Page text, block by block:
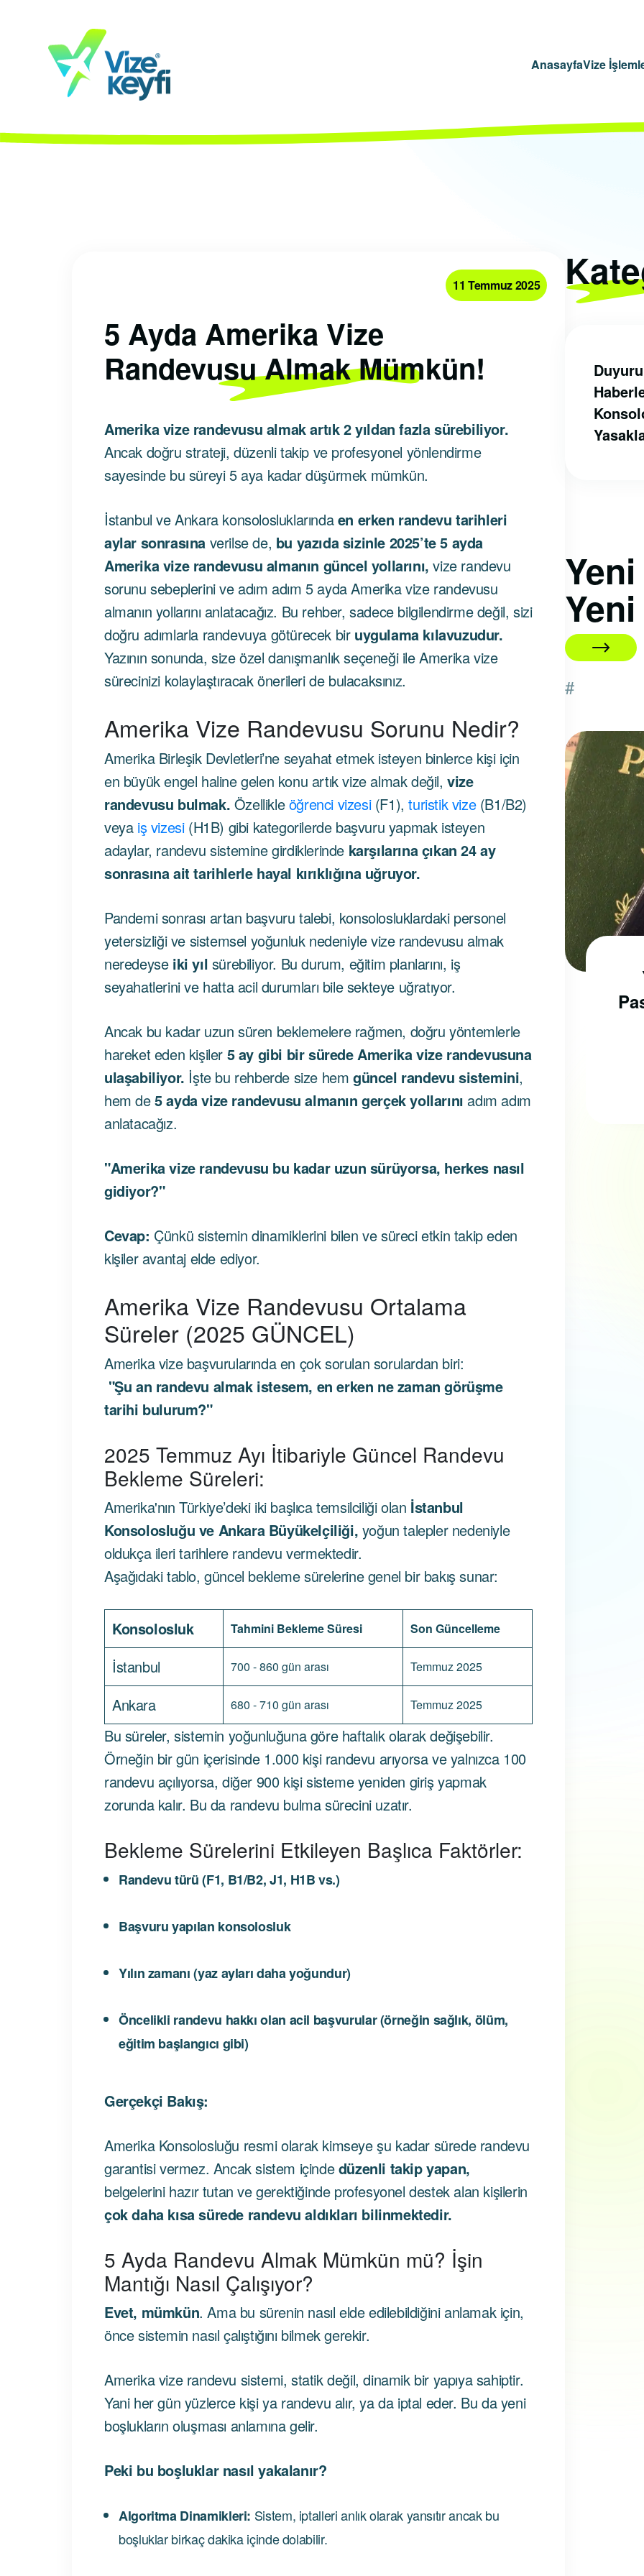
AnasayfaVize
11 Temmuz 2025
5 Ayda Amerika Vize
Randevusu Almak Mümkün!
Amerika vize randevusu almak artık 2 yıldan fazla sürebiliyor.
Ancak doğru strateji, düzenli takip ve profesyonel yönlendirme
sayesinde bu süreyi 5 aya kadar düşürmek mümkün.
İstanbul ve Ankara konsolosluklarındaen erken randevu tarihleri
aylar sonrasına verilse de, bu yazıda sizinle 2025’te 5 ayda
Amerika vize randevusu almanın güncel yollarını, vize randevu
sorunu sebeplerini ve adım adım 5 ayda Amerika vize randevusu
almanın yollarını anlatacağız. Bu rehber, sadece bilgilendirme değil, sizi
doğru adımlarla randevuya götürecek bir uygulama kılavuzudur.
Yazının sonunda, size özel danışmanlık seçeneği ile Amerika vize
sürecinizi kolaylaştıracak önerileri de bulacaksınız.
Amerika Vize Randevusu Sorunu Nedir?
Amerika Birleşik Devletleri’ne seyahat etmek isteyen binlerce kişi için
en büyük engel haline gelen konu artık vize almak değil, vize
randevusu bulmak. Özellikleöğrenci vizesi(F1),turistik vize(B1/B2)
veya iş vizesi(H1B) gibi kategorilerde başvuru yapmak isteyen
adaylar, randevu sistemine girdiklerinde karşılarına çıkan 24 ay
sonrasına ait tarihlerle hayal kırıklığına uğruyor.
Pandemi sonrası artan başvuru talebi, konsolosluklardaki personel
yetersizliği ve sistemsel yoğunluk nedeniyle vize randevusu almak
neredeyseiki yıl sürebiliyor. Bu durum, eğitim planlarını, iş
seyahatlerini ve hatta acil durumları bile sekteye uğratıyor.
Ancak bu kadar uzun süren beklemelere rağmen, doğru yöntemlerle
hareket eden kişiler 5 ay gibi bir sürede Amerika vize randevusuna
ulaşabiliyor. İşte bu rehberde size hem güncel randevu sistemini,
hem de5 ayda vize randevusu almanın gerçek yollarını adım adım
anlatacağız.
"Amerika vize randevusu bu kadar uzun sürüyorsa, herkes nasıl
gidiyor?"
Cevap: Çünkü sistemin dinamiklerini bilen ve süreci etkin takip eden
kişiler avantaj elde ediyor.
Amerika Vize Randevusu Ortalama
Süreler (2025 GÜNCEL)
Amerika vize başvurularında en çok sorulan sorulardan biri:
"Şu an randevu almak istesem, en erken ne zaman görüşme
tarihi bulurum?"
2025 Temmuz Ayı İtibariyle Güncel Randevu
Bekleme Süreleri:
Amerika'nın Türkiye’deki iki başlıca temsilciliği olan İstanbul
Konsolosluğu ve Ankara Büyükelçiliği, yoğun talepler nedeniyle
oldukça ileri tarihlere randevu vermektedir.
Aşağıdaki tablo, güncel bekleme sürelerine genel bir bakış sunar:
Konsolosluk Tahmini Bekleme Süresi Son Güncelleme
İstanbul 700 - 860 gün arası Temmuz 2025
Ankara 680 - 710 gün arası Temmuz 2025
Bu süreler, sistemin yoğunluğuna göre haftalık olarak değişebilir.
Örneğin bir gün içerisinde 1.000 kişi randevu arıyorsa ve yalnızca 100
randevu açılıyorsa, diğer 900 kişi sisteme yeniden giriş yapmak
zorunda kalır. Bu da randevu bulma sürecini uzatır.
Bekleme Sürelerini Etkileyen Başlıca Faktörler:
Randevu türü (F1, B1/B2, J1, H1B vs.)
Başvuru yapılan konsolosluk
Yılın zamanı (yaz ayları daha yoğundur)
Öncelikli randevu hakkı olan acil başvurular (örneğin sağlık, ölüm,
eğitim başlangıcı gibi)
Gerçekçi Bakış:
Amerika Konsolosluğu resmi olarak kimseye şu kadar sürede randevu
garantisi vermez. Ancak sistem içindedüzenli takip yapan,
belgelerini hazır tutan ve gerektiğinde profesyonel destek alan kişilerin
çok daha kısa sürede randevu aldıkları bilinmektedir.
5 Ayda Randevu Almak Mümkün mü? İşin
Mantığı Nasıl Çalışıyor?
Evet, mümkün. Ama bu sürenin nasıl elde edilebildiğini anlamak için,
önce sistemin nasıl çalıştığını bilmek gerekir.
Amerika vize randevu sistemi, statik değil, dinamik bir yapıya sahiptir.
Yani her gün yüzlerce kişi ya randevu alır, ya da iptal eder. Bu da yeni
boşlukların oluşması anlamına gelir.
Peki bu boşluklar nasıl yakalanır?
Algoritma Dinamikleri: Sistem, iptalleri anlık olarak yansıtır ancak bu
boşluklar birkaç dakika içinde dolabilir.
Yeni
#
11 Temmuz 2025
Schengen
Vizelerinde Yeni
Dönem: